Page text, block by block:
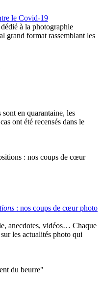
le Covid-19
à la photographie
grand format rassemblant les
en quarantaine, les
ont été recensés dans le
: nos coups de cœur photo
anecdotes, vidéos… Chaque
les actualités photo qui